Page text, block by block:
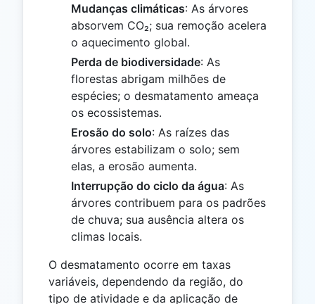
Mudanças climáticas: As árvores
absorvem CO₂; sua remoção acelera
o aquecimento global.
Perda de biodiversidade: As
florestas abrigam milhões de
espécies; o desmatamento ameaça
os ecossistemas.
Erosão do solo: As raízes das
árvores estabilizam o solo; sem
elas, a erosão aumenta.
Interrupção do ciclo da água: As
árvores contribuem para os padrões
de chuva; sua ausência altera os
climas locais.
O desmatamento ocorre em taxas
variáveis, dependendo da região, do
tipo de atividade e da aplicação de